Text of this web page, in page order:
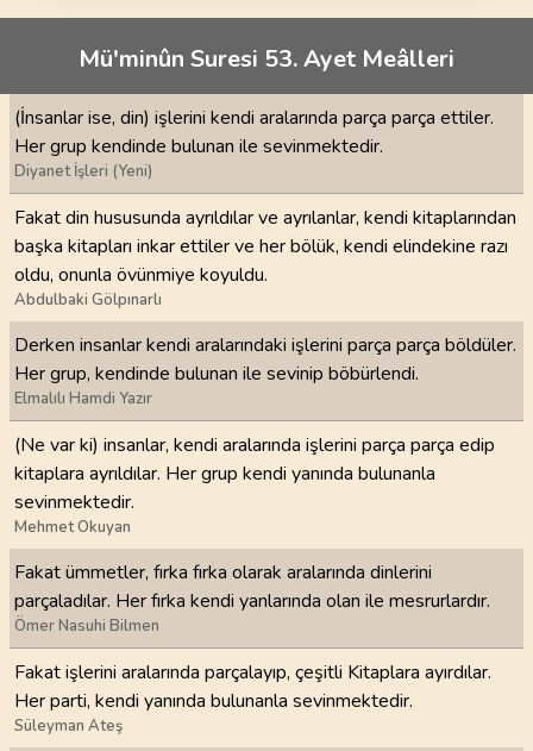
Mü'minûn Suresi 53. Ayet Meâlleri
(İnsanlar ise, din) işlerini kendi aralarında parça parça ettiler.
Her grup kendinde bulunan ile sevinmektedir.
Diyanet İşleri (Yeni)
Fakat din hususunda ayrıldılar ve ayrılanlar, kendi kitaplarından
başka kitapları inkar ettiler ve her bölük, kendi elindekine razı
oldu, onunla övünmiye koyuldu.
Abdulbaki Gölpınarlı
Derken insanlar kendi aralarındaki işlerini parça parça böldüler.
Her grup, kendinde bulunan ile sevinip böbürlendi.
Elmalılı Hamdi Yazır
(Ne var ki) insanlar, kendi aralarında işlerini parça parça edip
kitaplara ayrıldılar. Her grup kendi yanında bulunanla
sevinmektedir.
Mehmet Okuyan
Fakat ümmetler, fırka fırka olarak aralarında dinlerini
parçaladılar. Her fırka kendi yanlarında olan ile mesrurlardır.
Ömer Nasuhi Bilmen
Fakat işlerini aralarında parçalayıp, çeşitli Kitaplara ayırdılar.
Her parti, kendi yanında bulunanla sevinmektedir.
Süleyman Ateş